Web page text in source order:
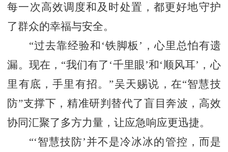
每一次高效调度和及时处置，都更好地守护
了群众的幸福与安全。
“过去靠经验和‘铁脚板’，心里总怕有遗
漏。现在，“我们有了‘千里眼’和‘顺风耳’，心
里有底，手里有招。”吴天赐说，在“智慧技
防”支撑下，精准研判替代了盲目奔波，高效
协同汇聚了多方力量，让应急响应更迅捷。
“‘智慧技防’并不是冷冰冰的管控，而是